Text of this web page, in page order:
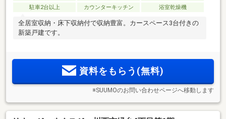
駐車2台以上
カウンターキッチン 浴室乾燥機
全居室収納・床下収納付で収納豊富。カースペース3台付きの
新築戸建です。
資料をもらう(無料)
※SUUMOのお問い合わせページへ移動します